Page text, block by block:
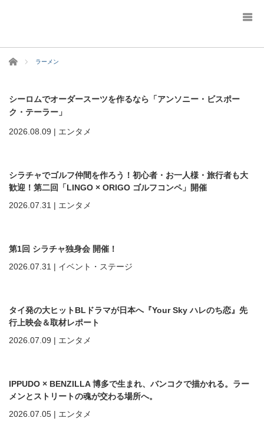
ホーム ラーメン
シーロムでオーダースーツを作るなら「アンソニー・ビスポー
ク・テーラー」
2026.08.09 | エンタメ
シラチャでゴルフ仲間を作ろう！初心者・お一人様・旅行者も大
歓迎！第二回「LINGO × ORIGO ゴルフコンペ」開催
2026.07.31 | エンタメ
第1回 シラチャ独身会 開催！
2026.07.31 | イベント・ステージ
タイ発の大ヒットBLドラマが日本へ『Your Sky ハレのち恋』先
行上映会＆取材レポート
2026.07.09 | エンタメ
IPPUDO × BENZILLA 博多で生まれ、バンコクで描かれる。ラー
メンとストリートの魂が交わる場所へ。
2026.07.05 | エンタメ